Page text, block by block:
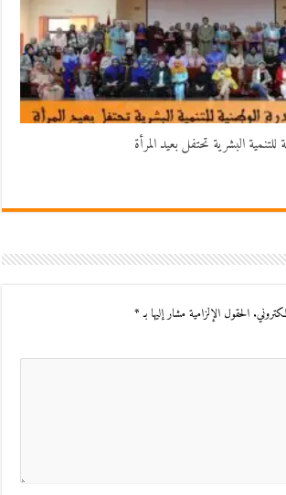
البشرية تحتفل بعيد المرأة
الحقول الإلزامية مشار إليها بـ*